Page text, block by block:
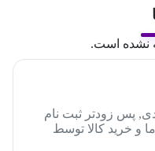
نشده است.
پس زودتر ثبت نام
و خرید کالا توسط